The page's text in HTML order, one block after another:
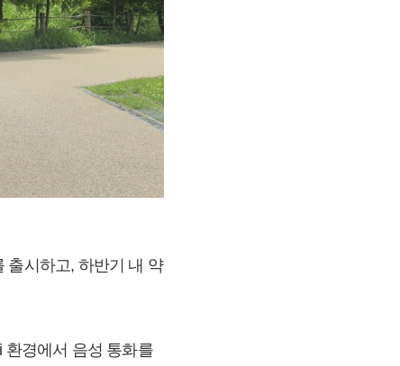
출시하고, 하반기 내 약
환경에서 음성 통화를